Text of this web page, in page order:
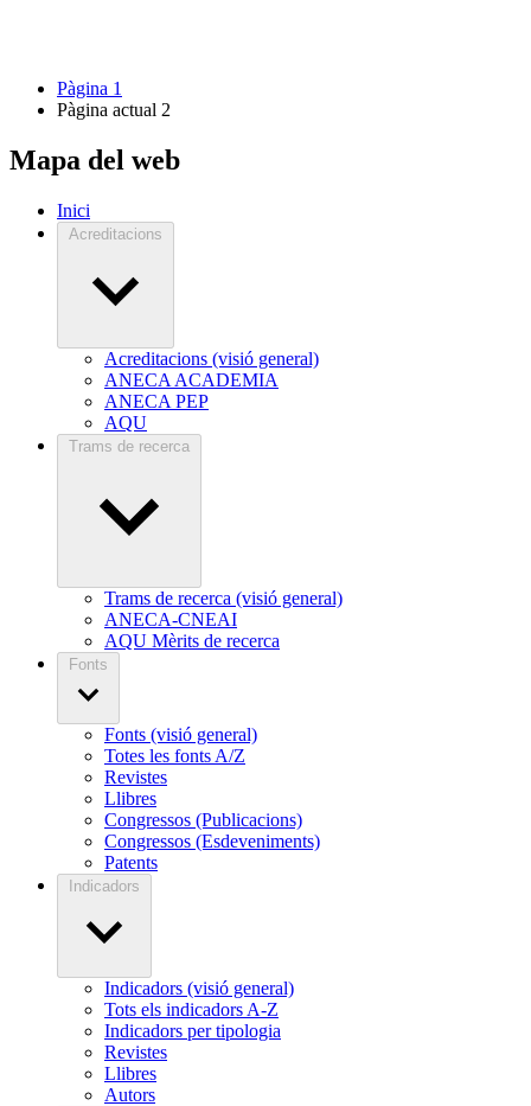
Pàgina 1
Pàgina actual 2
Mapa del web
Inici
Acreditacions
Acreditacions (visió general)
ANECA ACADEMIA
ANECA PEP
AQU
Trams de recerca
Trams de recerca (visió general)
ANECA-CNEAI
AQU Mèrits de recerca
Fonts
Fonts (visió general)
Totes les fonts A/Z
Revistes
Llibres
Congressos (Publicacions)
Congressos (Esdeveniments)
Patents
Indicadors
Indicadors (visió general)
Tots els indicadors A-Z
Indicadors per tipologia
Revistes
Llibres
Autors